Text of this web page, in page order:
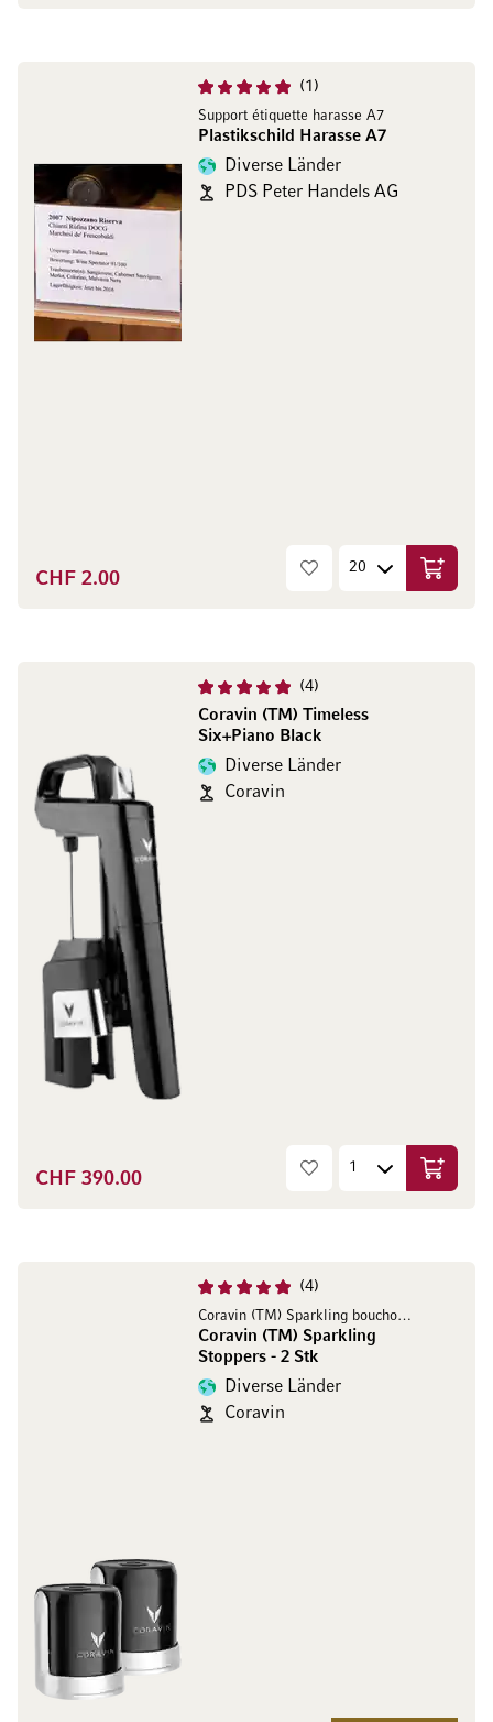
1
Support étiquette harasse A7
Plastikschild Harasse A7
Diverse Länder
PDS Peter Handels AG
CHF 2.00 In den
4
Coravin (TM) Timeless
Six+Piano Black
Diverse Länder
Coravin
CHF 390.00 In den
4
Coravin (TM) Sparkling bouchons - 2 pcs
Coravin (TM) Sparkling
Stoppers - 2 Stk
Diverse Länder
Coravin